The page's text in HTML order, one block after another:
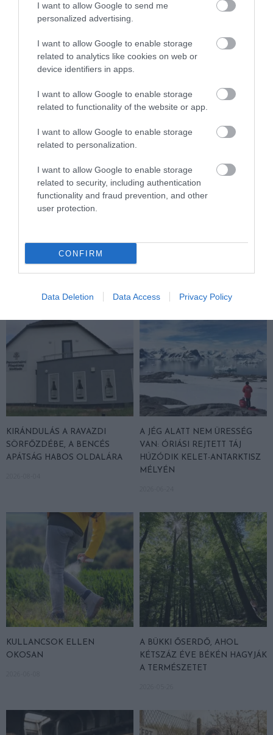
I want to allow Google to send me
personalized advertising.
I want to allow Google to enable storage
related to analytics like cookies on web or
device identifiers in apps.
I want to allow Google to enable storage
related to functionality of the website or app.
I want to allow Google to enable storage
related to personalization.
I want to allow Google to enable storage
related to security, including authentication
functionality and fraud prevention, and other
user protection.
CONFIRM
Data Deletion Data Access Privacy Policy
KIRÁNDULÁS A
PANNONHALMI
2026-08-04
KIRÁNDULÁS PANNONHALMA
TALÁLKOZÁSA
GYÓGYNÖVÉNYKERTBE ÉS
KIRÁNDULÁS A RAVAZDI
SÖRFŐZDÉBE, A BENCÉS
APÁTSÁG HABOS OLDALÁRA
A JÉG ALATT NEM ÜRESSÉG
VAN: ÓRIÁSI REJTETT TÁJ
HÚZÓDIK KELET-ANTARKTISZ
MÉLYÉN
KULLANCSOK ELLEN
OKOSAN
A BÜKKI ŐSERDŐ, AHOL
KÉTSZÁZ ÉVE BÉKÉN HAGYJÁK
A TERMÉSZETET